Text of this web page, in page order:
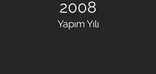
2008
Yapım Yılı